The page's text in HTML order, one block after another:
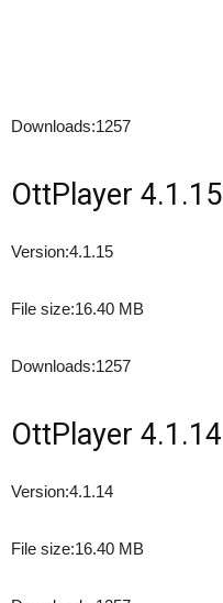
Downloads:1257
OttPlayer 4.1.15
Version:4.1.15
File size:16.40 MB
Downloads:1257
OttPlayer 4.1.14
Version:4.1.14
File size:16.40 MB